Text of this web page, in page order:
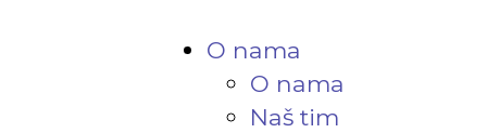
O nama
O nama
Naš tim